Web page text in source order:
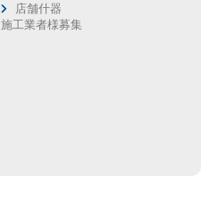
店舗什器
施工業者様募集